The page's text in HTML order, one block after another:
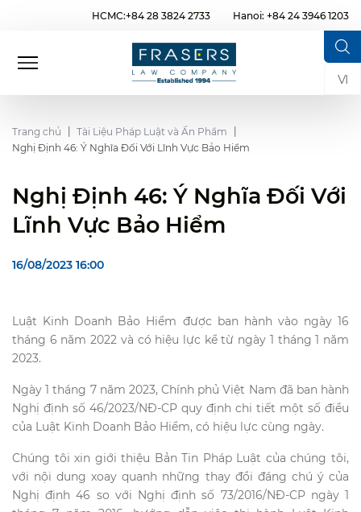
HCMC:+84 28 3824 2733 Hanoi: +84 24 3946 1203
VI
Trang chủ
Tài Liệu Pháp Luật và Ấn Phẩm
Nghị Định 46: Ý Nghĩa Đối Với Lĩnh Vực Bảo Hiểm
Nghị Định 46: Ý Nghĩa Đối Với
Lĩnh Vực Bảo Hiểm
16/08/2023 16:00
Luật Kinh Doanh Bảo Hiểm được ban hành vào ngày 16
tháng 6 năm 2022 và có hiệu lực kể từ ngày 1 tháng 1 năm
2023.
Ngày 1 tháng 7 năm 2023, Chính phủ Việt Nam đã ban hành
Nghị định số 46/2023/NĐ-CP quy định chi tiết một số điều
của Luật Kinh Doanh Bảo Hiểm, có hiệu lực cùng ngày.
Chúng tôi xin giới thiệu Bản Tin Pháp Luật của chúng tôi,
với nội dung xoay quanh những thay đổi đáng chú ý của
Nghị định 46 so với Nghị định số 73/2016/NĐ-CP ngày 1